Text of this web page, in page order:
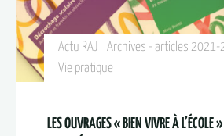
Actu RAJ Archives - articles 2021-
Vie pratique
LES OUVRAGES « BIEN VIVRE À L’ÉCOLE